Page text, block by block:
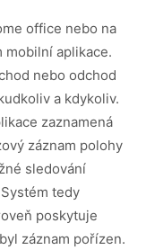
office nebo na
mobilní aplikace.
nebo odchod
a kdykoliv.
zaznamená
záznam polohy
sledování
tedy
poskytuje
záznam pořízen.